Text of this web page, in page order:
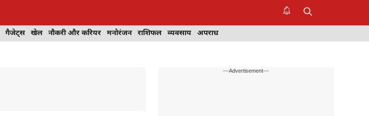
गैजेट्स खेल नौकरी और करियर मनोरंजन राशिफल व्यवसाय अपराध
---Advertisement---